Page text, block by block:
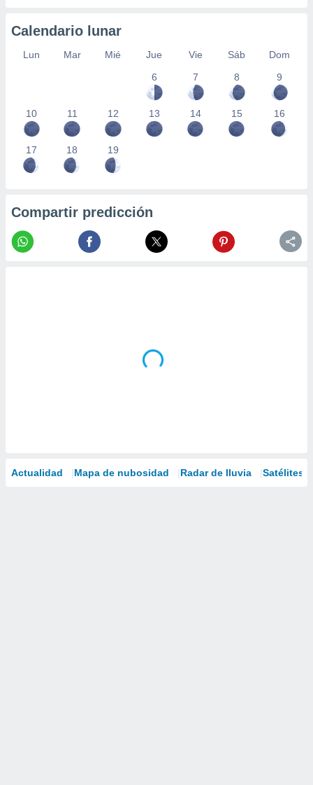
Calendario lunar
Lun Mar Mié Jue Vie Sáb
Dom
6
7 8 9
10 11 12 13 14 15 16
17 18 19
Compartir predicción
Actualidad Mapa de nubosidad Radar de lluvia Satélites